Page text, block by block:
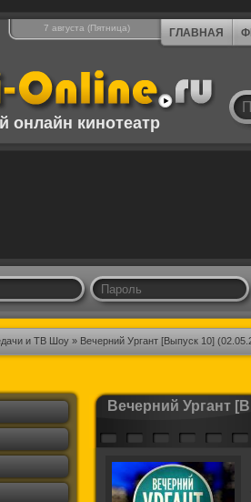
7 августа (Пятница) ГЛАВНАЯ
онлайн кинотеатр
и ТВ Шоу » Вечерний Ургант [Выпуск 10]
Вечерний Ургант